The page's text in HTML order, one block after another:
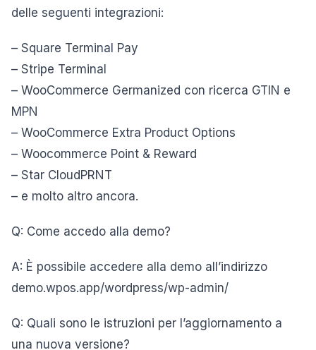
delle seguenti integrazioni:
– Square Terminal Pay
– Stripe Terminal
– WooCommerce Germanized con ricerca GTIN e
MPN
– WooCommerce Extra Product Options
– Woocommerce Point & Reward
– Star CloudPRNT
– e molto altro ancora.
Q: Come accedo alla demo?
A: È possibile accedere alla demo all’indirizzo
demo.wpos.app/wordpress/wp-admin/
Q: Quali sono le istruzioni per l’aggiornamento a
una nuova versione?